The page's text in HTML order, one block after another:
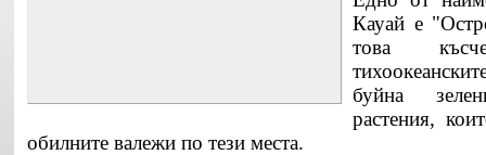
Кауай е
това
буйна
растения,
обилните валежи по тези места.